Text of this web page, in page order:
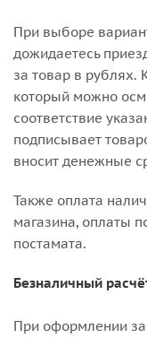
При выборе
дожидаетесь
за товар в рублях.
который можно
соответствие
подписывает
вносит денежные
Также оплата
магазина, оплаты
постамата.
Безналичный
При оформлении